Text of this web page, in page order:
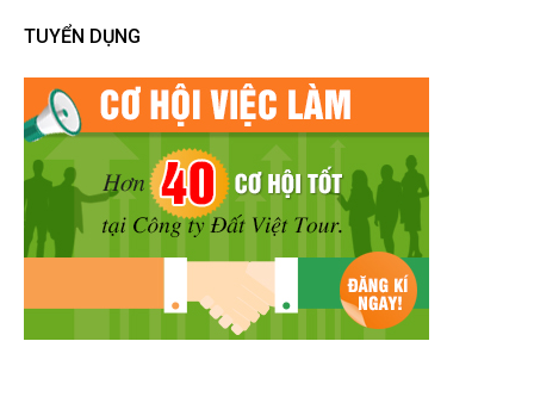
TUYỂN DỤNG